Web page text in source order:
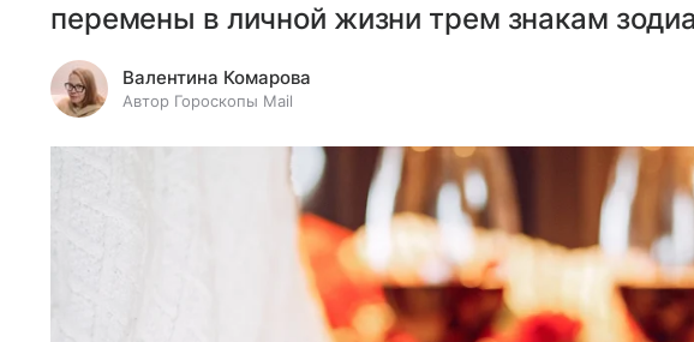
перемены в личной жизни трем знакам
Валентина Комарова
Автор Гороскопы Mail